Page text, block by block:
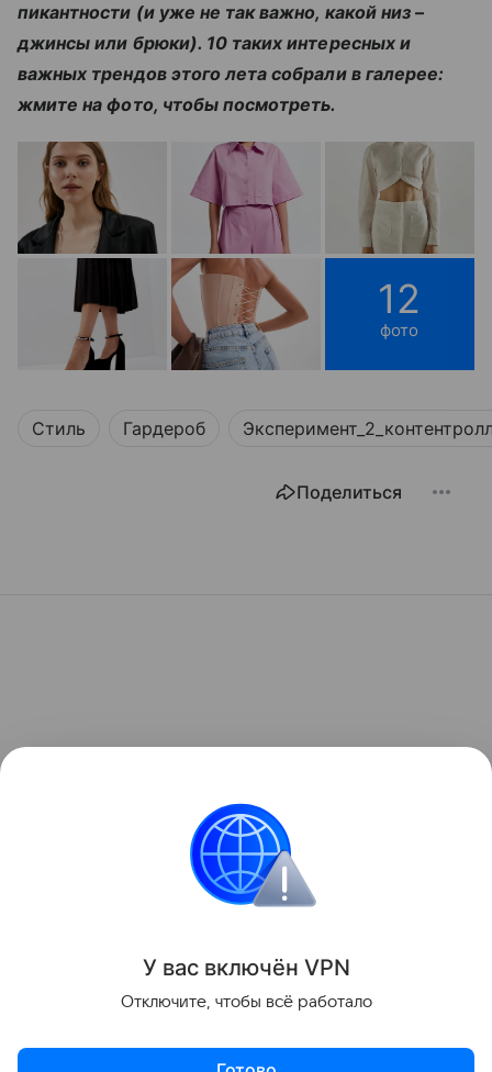
пикантности (и уже не так важно, какой низ –
джинсы или брюки). 10 таких интересных и
важных трендов этого лета собрали в галерее:
жмите на фото, чтобы посмотреть.
12
фото
Стиль Гардероб
Поделиться
У вас включён VPN
Отключите, чтобы всё работало